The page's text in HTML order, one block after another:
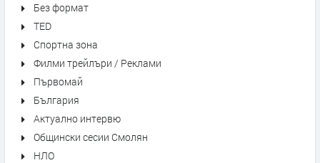
Без формат
TED
Спортна зона
Филми трейлъри / Реклами
Първомай
България
Актуално интервю
Общински сесии Смолян
НЛО